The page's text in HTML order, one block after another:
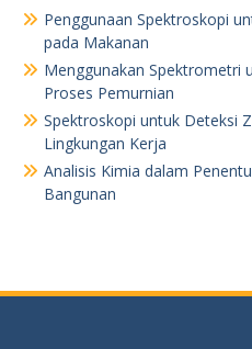
Penggunaan Spektroskopi
pada Makanan
Menggunakan Spektrometri
Proses Pemurnian
Spektroskopi untuk Deteksi
Lingkungan Kerja
Analisis Kimia dalam
Bangunan